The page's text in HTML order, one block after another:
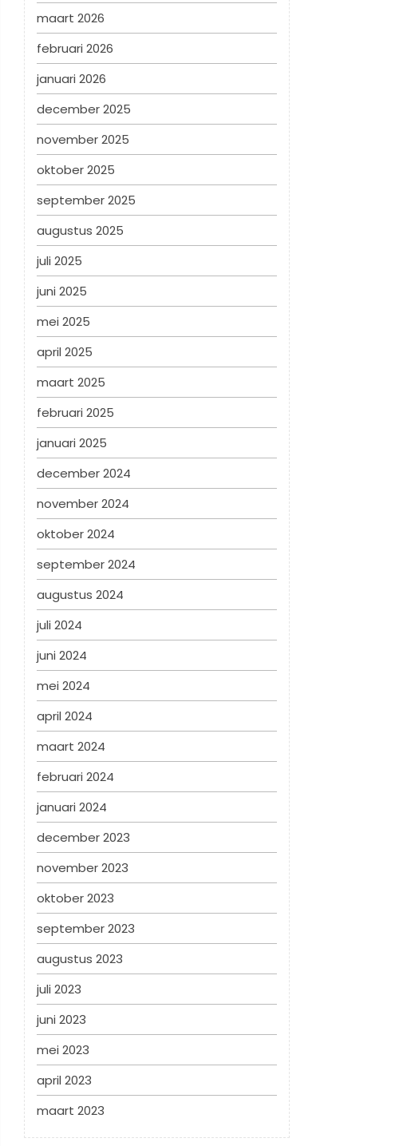
maart 2026
februari 2026
januari 2026
december 2025
november 2025
oktober 2025
september 2025
augustus 2025
juli 2025
juni 2025
mei 2025
april 2025
maart 2025
februari 2025
januari 2025
december 2024
november 2024
oktober 2024
september 2024
augustus 2024
juli 2024
juni 2024
mei 2024
april 2024
maart 2024
februari 2024
januari 2024
december 2023
november 2023
oktober 2023
september 2023
augustus 2023
juli 2023
juni 2023
mei 2023
april 2023
maart 2023